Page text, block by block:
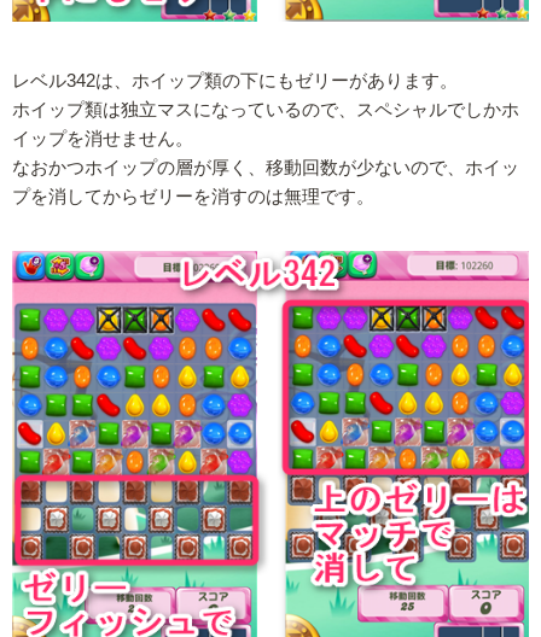
レベル342は、ホイップ類の下にもゼリーがあります。
ホイップ類は独立マスになっているので、スペシャルでしかホ
イップを消せません。
なおかつホイップの層が厚く、移動回数が少ないので、ホイッ
プを消してからゼリーを消すのは無理です。